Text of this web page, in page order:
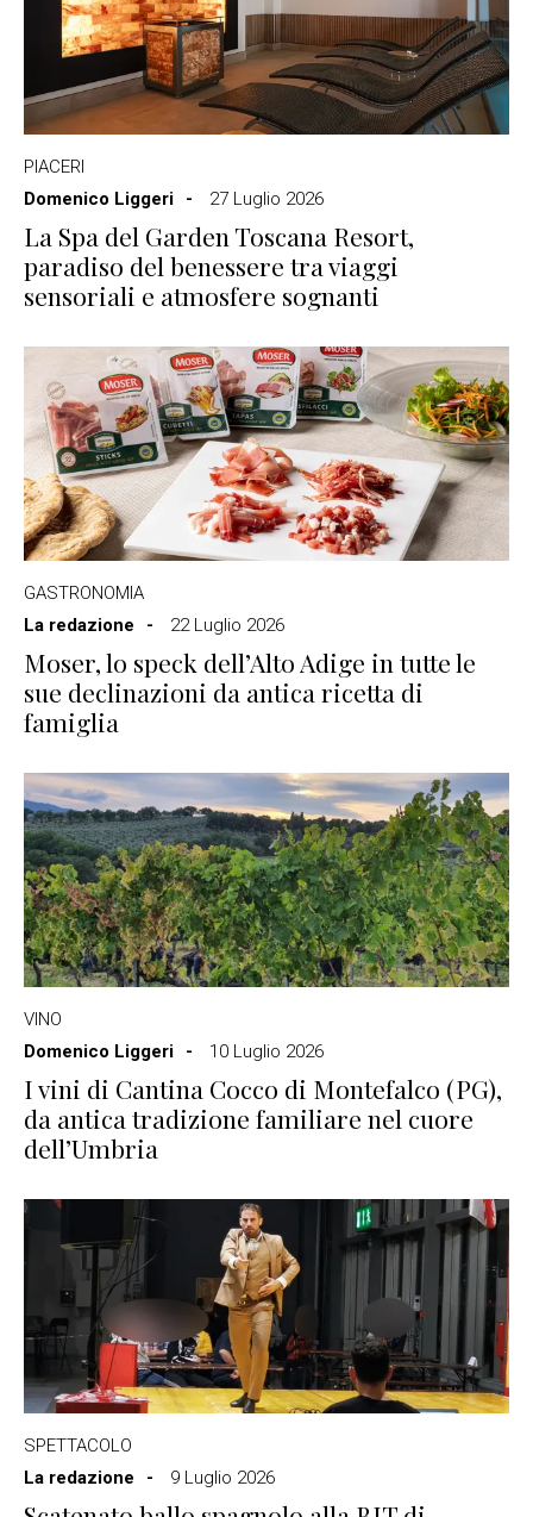
PIACERI
Domenico Liggeri
27 Luglio 2026
La Spa del Garden Toscana Resort,
paradiso del benessere tra viaggi
sensoriali e atmosfere sognanti
GASTRONOMIA
La redazione
22 Luglio 2026
Moser, lo speck dell’Alto Adige in tutte le
sue declinazioni da antica ricetta di
famiglia
VINO
Domenico Liggeri
10 Luglio 2026
I vini di Cantina Cocco di Montefalco (PG),
da antica tradizione familiare nel cuore
dell’Umbria
SPETTACOLO
La redazione
9 Luglio 2026